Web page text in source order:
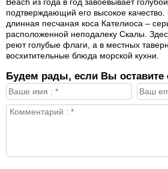
подтверждающий его высокое
длинная песчаная коса Кателиоса –
расположенной неподалеку Скалы.
реют голубые флаги, а в местных
восхитительные блюда морской кухни.
Будем рады, если Вы оставите